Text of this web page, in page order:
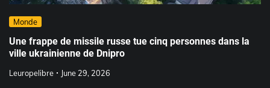
Monde
Une frappe de missile russe tue cinq personnes dans la
ville ukrainienne de Dnipro
Leuropelibre June 29, 2026